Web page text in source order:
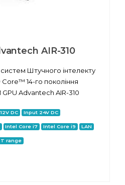
AIR-310
Штучного інтелекту
14-го покоління
GPU Advantech AIR-310
DC Input 24V DC
Intel Core i7 Intel Core i9 LAN
T range